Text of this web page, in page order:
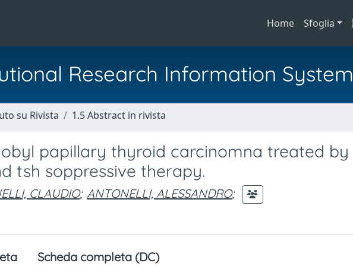
Home Sfoglia
Research Information System
su Rivista 1.5 Abstract in rivista
papillary thyroid carcinomna treated by
tsh soppressive therapy.
CLAUDIO; ANTONELLI, ALESSANDRO;
Scheda completa (DC)